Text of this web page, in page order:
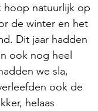
hoop natuurlijk op
de winter en het
Dit jaar hadden
ook nog heel
we sla,
ook de
helaas